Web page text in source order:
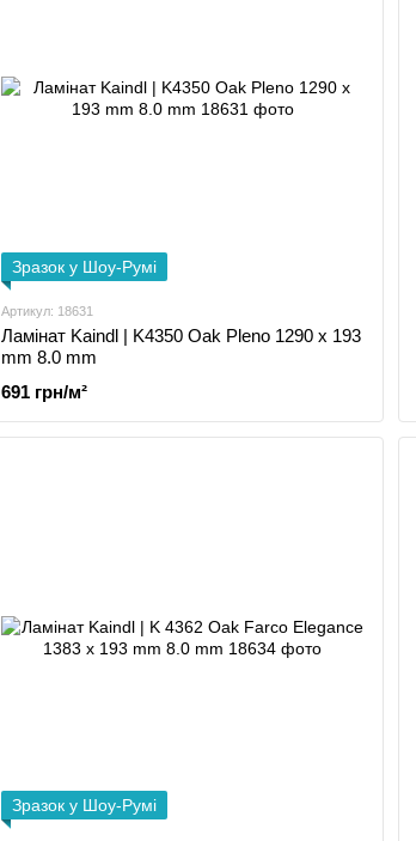
Зразок у Шоу-Румі
Артикул: 18631
Ламінат Kaindl | K4350 Oak Pleno 1290 x 193
mm 8.0 mm
691 грн/м²
Зразок у Шоу-Румі